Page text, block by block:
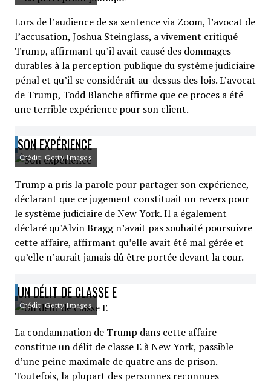
Lors de l’audience de sa sentence via Zoom, l’avocat de
l’accusation, Joshua Steinglass, a vivement critiqué
Trump, affirmant qu’il avait causé des dommages
durables à la perception publique du système judiciaire
pénal et qu’il se considérait au-dessus des lois. L’avocat
de Trump, Todd Blanche affirme que ce proces a été
une terrible expérience pour son client.
SON EXPÉRIENCE
Crédit: Getty Images
Trump a pris la parole pour partager son expérience,
déclarant que ce jugement constituait un revers pour
le système judiciaire de New York. Il a également
déclaré qu’Alvin Bragg n’avait pas souhaité poursuivre
cette affaire, affirmant qu’elle avait été mal gérée et
qu’elle n’aurait jamais dû être portée devant la cour.
UN DÉLIT DE CLASSE E
Crédit: Getty Images
La condamnation de Trump dans cette affaire
constitue un délit de classe E à New York, passible
d’une peine maximale de quatre ans de prison.
Toutefois, la plupart des personnes reconnues